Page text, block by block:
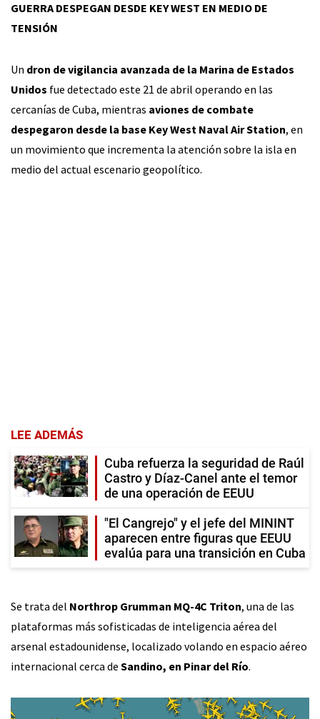
GUERRA DESPEGAN DESDE KEY WEST EN MEDIO DE
TENSIÓN
Un dron de vigilancia avanzada de la Marina de Estados
Unidos fue detectado este 21 de abril operando en las
cercanías de Cuba, mientras aviones de combate
despegaron desde la base Key West Naval Air Station, en
un movimiento que incrementa la atención sobre la isla en
medio del actual escenario geopolítico.
LEE ADEMÁS
Cuba refuerza la seguridad de Raúl
Castro y Díaz-Canel ante el temor
de una operación de EEUU
"El Cangrejo" y el jefe del MININT
aparecen entre figuras que EEUU
evalúa para una transición en Cuba
Se trata del Northrop Grumman MQ-4C Triton, una de las
plataformas más sofisticadas de inteligencia aérea del
arsenal estadounidense, localizado volando en espacio aéreo
internacional cerca de Sandino, en Pinar del Río.